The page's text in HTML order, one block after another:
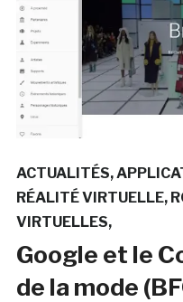
ACTUALITÉS
RÉALITÉ VIRTUELLE
VIRTUELLES
Google et le
de la mode